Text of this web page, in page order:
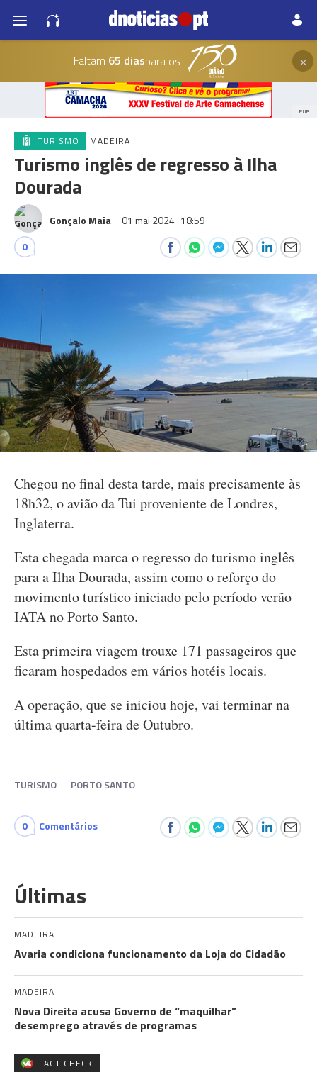
Faltam 65 diaspara os ×
PUB
TURISMO MADEIRA
Turismo inglês de regresso à Ilha
Dourada
Gonçalo Maia 01 mai 2024 18:59
0
Chegou no final desta tarde, mais precisamente às
18h32, o avião da Tui proveniente de Londres,
Inglaterra.
Esta chegada marca o regresso do turismo inglês
para a Ilha Dourada, assim como o reforço do
movimento turístico iniciado pelo período verão
IATA no Porto Santo.
Esta primeira viagem trouxe 171 passageiros que
ficaram hospedados em vários hotéis locais.
A operação, que se iniciou hoje, vai terminar na
última quarta-feira de Outubro.
TURISMO PORTO SANTO
0 Comentários
Últimas
MADEIRA
Avaria condiciona funcionamento da Loja do Cidadão
MADEIRA
Nova Direita acusa Governo de “maquilhar”
desemprego através de programas
FACT CHECK